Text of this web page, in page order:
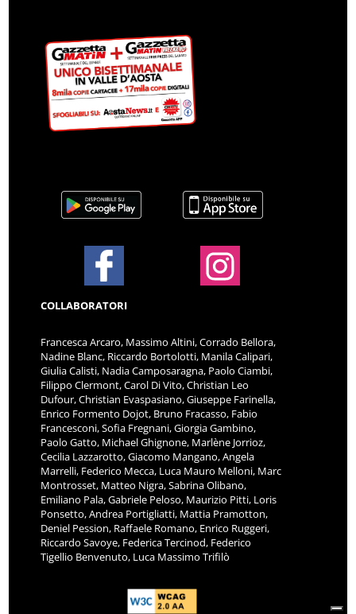
COLLABORATORI
Francesca Arcaro, Massimo Altini, Corrado Bellora,
Nadine Blanc, Riccardo Bortolotti, Manila Calipari,
Giulia Calisti, Nadia Camposaragna, Paolo Ciambi,
Filippo Clermont, Carol Di Vito, Christian Leo
Dufour, Christian Evaspasiano, Giuseppe Farinella,
Enrico Formento Dojot, Bruno Fracasso, Fabio
Francesconi, Sofia Fregnani, Giorgia Gambino,
Paolo Gatto, Michael Ghignone, Marlène Jorrioz,
Cecilia Lazzarotto, Giacomo Mangano, Angela
Marrelli, Federico Mecca, Luca Mauro Melloni, Marc
Montrosset, Matteo Nigra, Sabrina Olibano,
Emiliano Pala, Gabriele Peloso, Maurizio Pitti, Loris
Ponsetto, Andrea Portigliatti, Mattia Pramotton,
Deniel Pession, Raffaele Romano, Enrico Ruggeri,
Riccardo Savoye, Federica Tercinod, Federico
Tigellio Benvenuto, Luca Massimo Trifilò